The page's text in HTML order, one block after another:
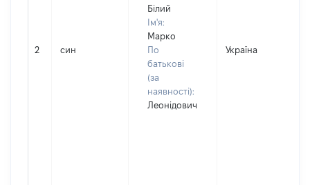
2 син
Білий
Ім'я:
Марко
По
батькові
(за
наявності):
Леонідович
Україна